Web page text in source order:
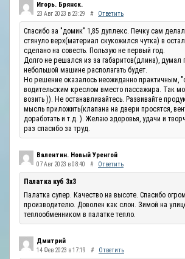
Игорь. Брянск.
23 Авг 2023 в 23:29 # Ответить
Спасибо за "домик" 1,85 дуплекс. Печку сам
стянуло верх(материал скукожился чутка) в
сделано на совесть. Пользую не первый год.
Долго не решался из за габаритов(длина), думал
небольшой машине располагать будет.
Но решение оказалось неожиданно практичным,
водительским креслом вместо пассажира. Так
возить )). Не останавливайтесь. Развивайте
мысль приложить(клапана на двери просятся,
доработать и т.д. ). Желаю здоровья, удачи и
раз спасибо за труд.
Валентин. Новый Уренгой
07 Авг 2023 в 08:40 # Ответить
Палатка куб 3х3
Палатка супер. Качество на высоте. Спасибо
производителю. Доволен как слон. Зимой на
теплообменником в палатке тепло.
Дмитрий
14 Фев 2023 в 17:19 # Ответить